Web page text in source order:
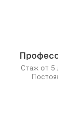
Стаж от 5